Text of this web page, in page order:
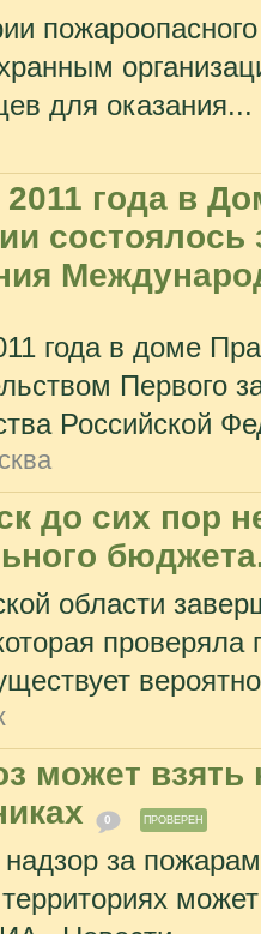
для оказания...
года в
состоялось
года в доме
Первого
Российской
до сих пор
области
проверяла
может
0 ПРОВЕРЕН
надзор за